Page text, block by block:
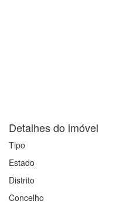
Detalhes do imóvel
Tipo
Estado
Distrito
Concelho